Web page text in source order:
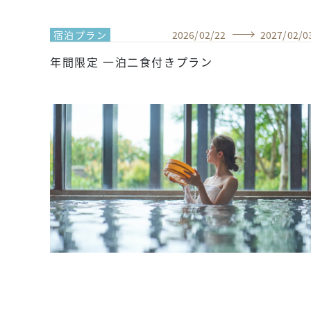
宿泊プラン 2026/02/22 2027/02/
年間限定 一泊二食付きプラン